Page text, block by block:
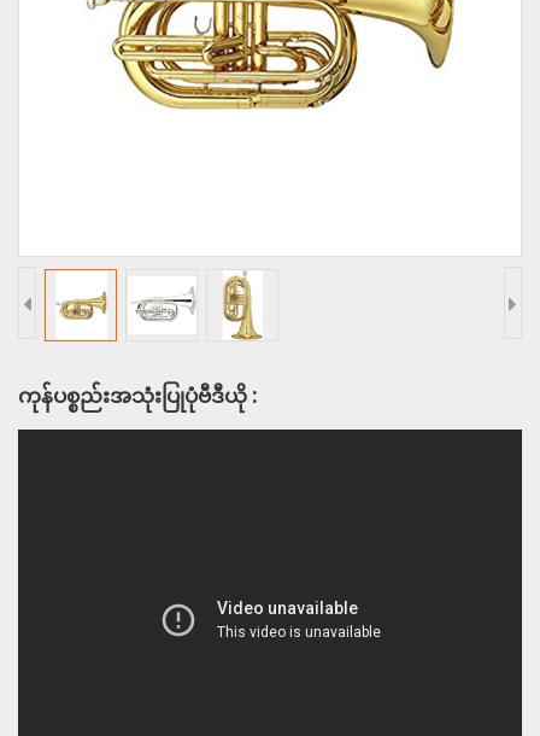
ကုန်ပစ္စည်းအသုံးပြုပုံဗီဒီယို :